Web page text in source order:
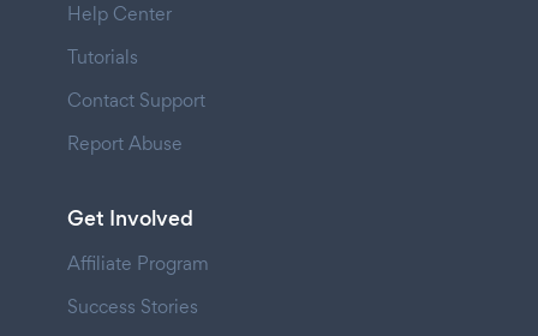
Help Center
Tutorials
Contact Support
Report Abuse
Get Involved
Affiliate Program
Success Stories